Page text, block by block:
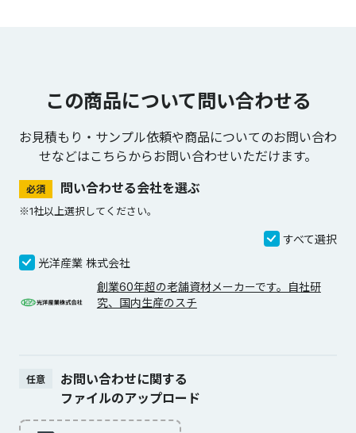
この商品について問い合わせる
お見積もり・サンプル依頼や商品についてのお問い合わ
せなどは こちらからお問い合わせいただけます。
必須 問い合わせる会社を選ぶ
※1社以上選択してください。
すべて選択
光洋産業 株式会社
創業60年超の老舗資材メーカーです。自社研
究、国内生産のスチ
任意
お問い合わせに関する
ファイルのアップロード